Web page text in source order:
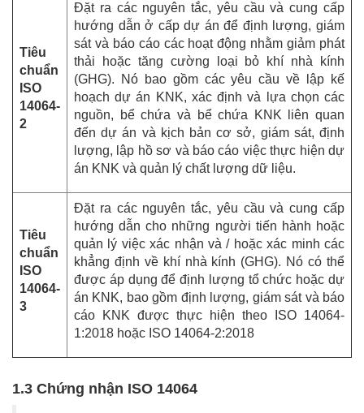
Tiêu
chuẩn
ISO
14064-
2
Đặt ra các nguyên tắc, yêu cầu và cung cấp
hướng dẫn ở cấp dự án để định lượng, giám
sát và báo cáo các hoạt động nhằm giảm phát
thải hoặc tăng cường loại bỏ khí nhà kính
(GHG). Nó bao gồm các yêu cầu về lập kế
hoạch dự án KNK, xác định và lựa chọn các
nguồn, bể chứa và bể chứa KNK liên quan
đến dự án và kịch bản cơ sở, giám sát, định
lượng, lập hồ sơ và báo cáo việc thực hiện dự
án KNK và quản lý chất lượng dữ liệu.
Tiêu
chuẩn
ISO
14064-
3
Đặt ra các nguyên tắc, yêu cầu và cung cấp
hướng dẫn cho những người tiến hành hoặc
quản lý việc xác nhận và / hoặc xác minh các
khẳng định về khí nhà kính (GHG). Nó có thể
được áp dụng để định lượng tổ chức hoặc dự
án KNK, bao gồm định lượng, giám sát và báo
cáo KNK được thực hiện theo ISO 14064-
1:2018 hoặc ISO 14064-2:2018
1.3 Chứng nhận ISO 14064